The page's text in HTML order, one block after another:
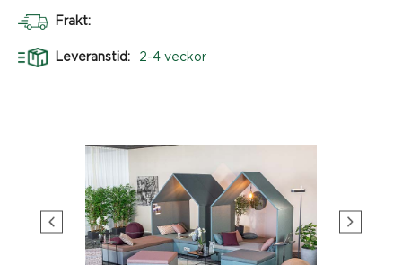
Frakt:
Leveranstid: 2-4 veckor